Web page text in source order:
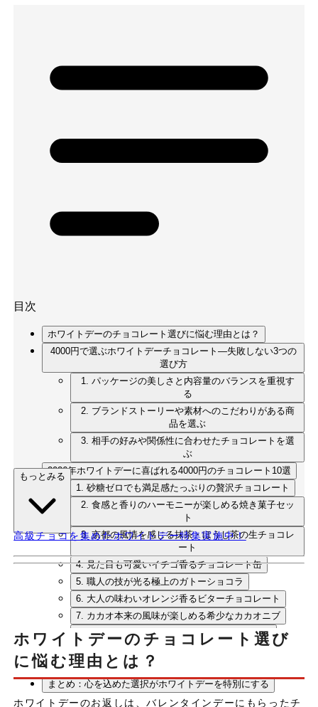
目次
ホワイトデーのチョコレート選びに悩む理由とは？
4000円で選ぶホワイトデーチョコレート—失敗しない3つの
選び方
1. パッケージの美しさと内容量のバランスを重視す
る
2. ブランドストーリーや素材へのこだわりがある商
品を選ぶ
3. 相手の好みや関係性に合わせたチョコレートを選
ぶ
2026年ホワイトデーに喜ばれる4000円のチョコレート10選
1. 砂糖ゼロでも満足感たっぷりの贅沢チョコレート
2. 食感と香りのハーモニーが楽しめる焼き菓子セッ
ト
3. 京都の風情を感じる抹茶・ほうじ茶の生チョコレ
ート
4. 見た目も可愛いイチゴ香るチョコレート缶
5. 職人の技が光る極上のガトーショコラ
6. 大人の味わいオレンジ香るビターチョコレート
7. カカオ本来の風味が楽しめる希少なカカオニブ
8. 上質な夜を演出する70%ダークチョコレート
9. 芳醇な香りと食感が楽しめる上質フィナンシェ
10. キャラメルとナッツの絶妙なハーモニー
まとめ：心を込めた選択がホワイトデーを特別にする
もっとみる
高級チョコを集めたホワイトデー特集実施中！
ホワイトデーのチョコレート選び
に悩む理由とは？
ホワイトデーのお返しは、バレンタインデーにもらったチ